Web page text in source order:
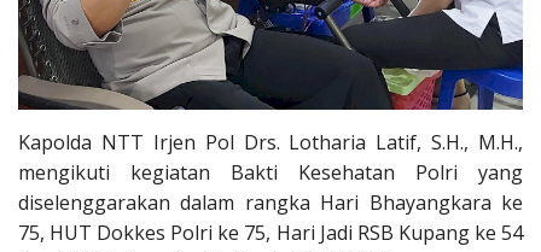
Kapolda NTT Irjen Pol Drs. Lotharia Latif, S.H., M.H.,
mengikuti kegiatan Bakti Kesehatan Polri yang
diselenggarakan dalam rangka Hari Bhayangkara ke
75, HUT Dokkes Polri ke 75, Hari Jadi RSB Kupang ke 54